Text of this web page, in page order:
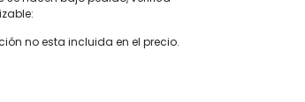
no esta incluida en el precio.